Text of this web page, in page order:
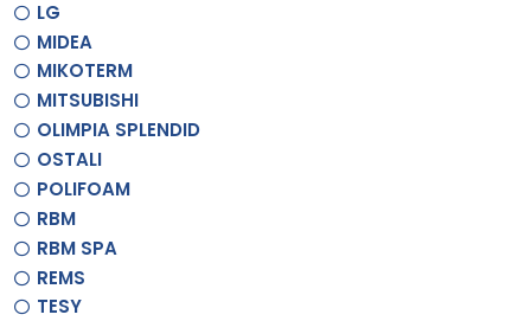
LG
MIDEA
MIKOTERM
MITSUBISHI
OLIMPIA SPLENDID
OSTALI
POLIFOAM
RBM
RBM SPA
REMS
TESY